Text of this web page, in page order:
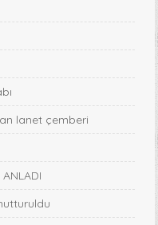
lanet çemberi
ANLADI